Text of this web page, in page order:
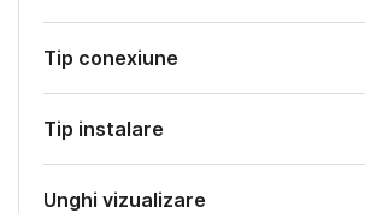
Tip conexiune
Tip instalare
Unghi vizualizare